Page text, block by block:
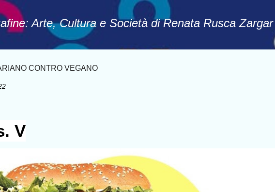
Arte, Cultura e Società di Renata Rusca Zargar
CONTRO VEGANO
V